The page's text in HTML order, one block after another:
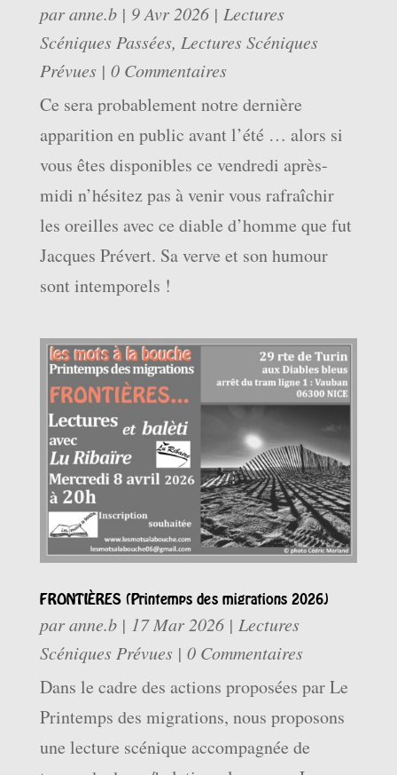
paranne.b| 9 Avr 2026| Lectures
Scéniques Passées, Lectures Scéniques
Prévues| 0 Commentaires
Ce sera probablement notre dernière
apparition en public avant l’été … alors si
vous êtes disponibles ce vendredi après-
midi n’hésitez pas à venir vous rafraîchir
les oreilles avec ce diable d’homme que fut
Jacques Prévert. Sa verve et son humour
sont intemporels !
FRONTIÈRES (Printemps des migrations 2026)
paranne.b| 17 Mar 2026| Lectures
Scéniques Prévues| 0 Commentaires
Dans le cadre des actions proposées par Le
Printemps des migrations, nous proposons
une lecture scénique accompagnée de